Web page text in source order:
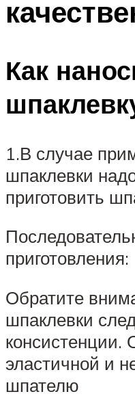
Как
1.В случае
шпаклевки
приготовить
приготовления:
Обратите
шпаклевки
консистенции.
эластичной и
шпателю